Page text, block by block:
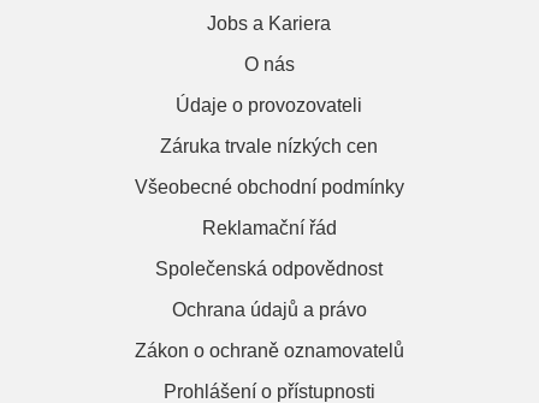
Jobs a Kariera
O nás
Údaje o provozovateli
Záruka trvale nízkých cen
Všeobecné obchodní podmínky
Reklamační řád
Společenská odpovědnost
Ochrana údajů a právo
Zákon o ochraně oznamovatelů
Prohlášení o přístupnosti